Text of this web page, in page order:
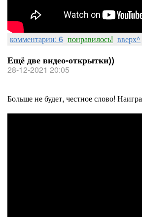
комментарии: 6 понравилось! вверх^
Ещё две видео-открытки))
28-12-2021 20:05
Больше не будет, честное слово!